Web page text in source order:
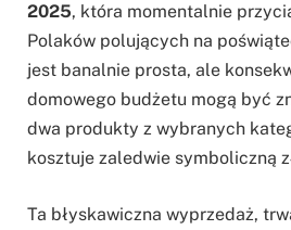
2025, która momentalnie
Polaków polujących na
jest banalnie prosta, ale
domowego budżetu mogą być
dwa produkty z wybranych
kosztuje zaledwie symboliczną
Ta błyskawiczna wyprzedaż,